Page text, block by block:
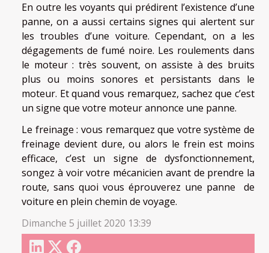
En outre les voyants qui prédirent l’existence d’une
panne, on a aussi certains signes qui alertent sur
les troubles d’une voiture. Cependant, on a les
dégagements de fumé noire. Les roulements dans
le moteur : très souvent, on assiste à des bruits
plus ou moins sonores et persistants dans le
moteur. Et quand vous remarquez, sachez que c’est
un signe que votre moteur annonce une panne.
Le freinage : vous remarquez que votre système de
freinage devient dure, ou alors le frein est moins
efficace, c’est un signe de dysfonctionnement,
songez à voir votre mécanicien avant de prendre la
route, sans quoi vous éprouverez une panne de
voiture en plein chemin de voyage.
Dimanche 5 juillet 2020 13:39